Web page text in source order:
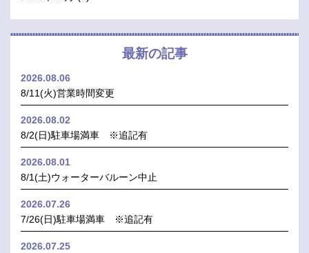
最新の記事
2026.08.06
8/11(火)営業時間変更
2026.08.02
8/2(日)駐車場満車 ※追記有
2026.08.01
8/1(土)ウォーターバルーン中止
2026.07.26
7/26(日)駐車場満車 ※追記有
2026.07.25